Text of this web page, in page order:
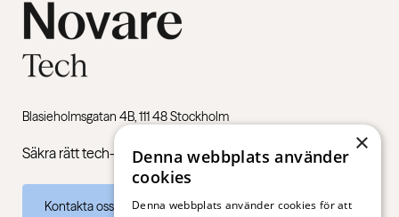
Blasieholmsgatan 4B, 111 48 Stockholm
Säkra rätt tech-kompetens till ditt företag med hjälp av oss.
Kontakta oss
×
Denna webbplats använder
cookies
Denna webbplats använder cookies för att